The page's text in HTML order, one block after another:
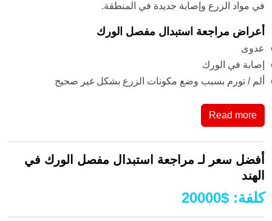
في مواد الزرع وإصابة جديدة في المنطقة.
أعراض مراجعة استبدال مفصل الورك
عدوى
إصابة في الورك
ألم / تورم بسبب وضع مكونات الزرع بشكل غير صحيح
Read more
أفضل سعر لـ مراجعة استبدال مفصل الورك في
الهند
كلفة:
$
20000